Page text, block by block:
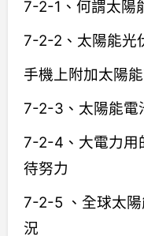
7-2-1、何謂太陽
7-2-2、太陽能光
手機上附加太陽
7-2-3、太陽能電
7-2-4、大電力用
待努力
7-2-5 、全球太
況